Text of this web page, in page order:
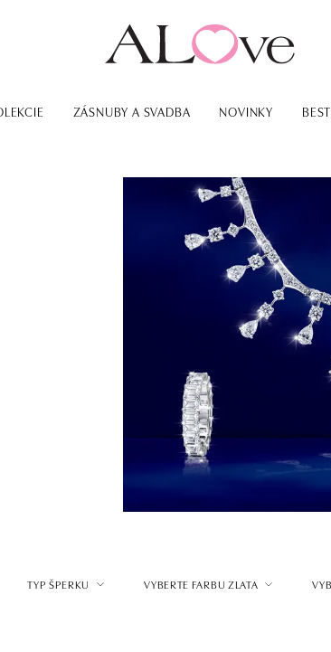
ZÁSNUBY A SVADBA NOVINKY
TYP ŠPERKU VYBERTE FARBU ZLATA